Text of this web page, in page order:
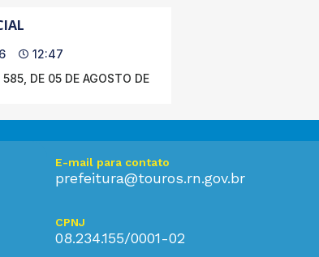
12:47
585, DE 05 DE AGOSTO DE
E-mail para contato
prefeitura@touros.rn.gov.br
CPNJ
08.234.155/0001-02